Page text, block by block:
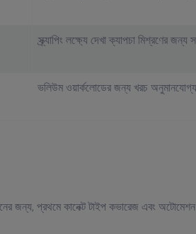
স্ক্র্যাপিং লক্ষ্যে দেখা ক্যাপচা মিশ্রণের জন্য
ভলিউম ওয়ার্কলোডের জন্য খরচ
জন্য, প্রথমে কানেক্ট টাইপ কভারেজ এবং অটোমেশন